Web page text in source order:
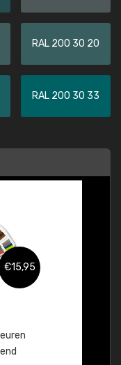
RAL 200 30 20
RAL 200 30 33
€15,95